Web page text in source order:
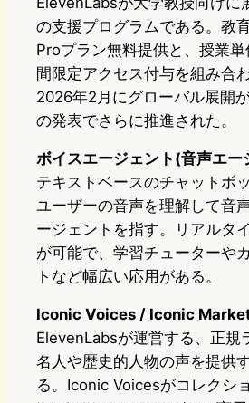
の支援プログラムである。教
Proプラン無料提供と、授業
間限定アクセス付与を組み合
2026年2月にグローバル展開
の発表でさらに推進された。
ボイスエージェント(音声エー
テキストベースのチャットボ
ユーザーの音声を理解して音
ージェントを指す。リアルタ
が可能で、学習チューターや
トなど幅広い応用がある。
Iconic Voices / Iconic
ElevenLabsが運営する、正規
名人や歴史的人物の声を提供
る。Iconic Voicesがコレクシ